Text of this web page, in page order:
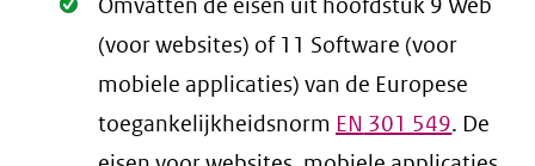
Oké.
Omvatten de eisen uit hoofdstuk 9 Web
(voor websites) of 11 Software (voor
mobiele applicaties) van de Europese
toegankelijkheidsnorm EN 301 549. De